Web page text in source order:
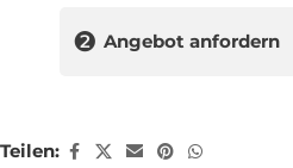
❷ Angebot anfordern
Teilen: